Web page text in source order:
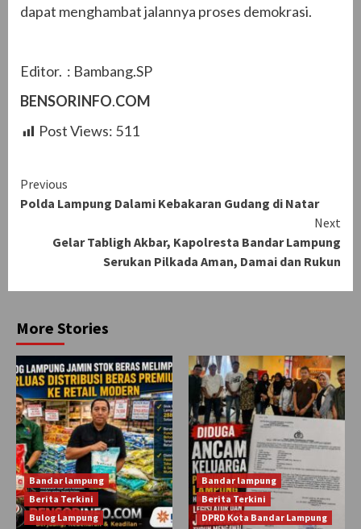
dapat menghambat jalannya proses demokrasi.
Editor. : Bambang.SP
BENSORINFO.COM
Post Views: 511
Continue
Reading
Previous
Polda Lampung Dalami Kebakaran Gudang di Natar
Next
Gelar Tabligh Akbar, Kapolresta Bandar Lampung
Serukan Pilkada Aman, Damai dan Rukun
More Stories
Bandar lampung
Berita Terkini
Bulog Lampung
Bandar lampung
Berita Terkini
DPRD Kota Bandar Lampung